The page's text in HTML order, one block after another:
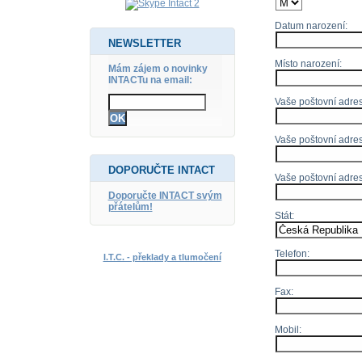
NEWSLETTER
Mám zájem o novinky
INTACTu na email:
DOPORUČTE INTACT
Doporučte INTACT svým
přátelům!
I.T.C. - překlady a tlumočení
Datum narození:
Místo narození:
Vaše poštovní
Vaše poštovní
Vaše poštovní
Stát:
Telefon:
Fax:
Mobil: